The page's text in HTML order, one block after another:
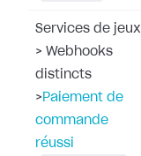
Services de jeux
> Webhooks
distincts
> Paiement de
commande
réussi